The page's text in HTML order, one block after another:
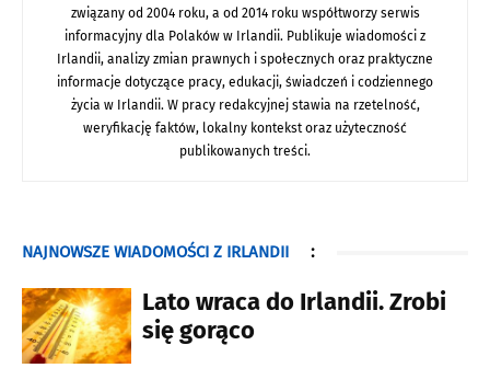
związany od 2004 roku, a od 2014 roku współtworzy serwis
informacyjny dla Polaków w Irlandii. Publikuje wiadomości z
Irlandii, analizy zmian prawnych i społecznych oraz praktyczne
informacje dotyczące pracy, edukacji, świadczeń i codziennego
życia w Irlandii. W pracy redakcyjnej stawia na rzetelność,
weryfikację faktów, lokalny kontekst oraz użyteczność
publikowanych treści.
NAJNOWSZE WIADOMOŚCI Z IRLANDII :
Lato wraca do Irlandii. Zrobi
się gorąco